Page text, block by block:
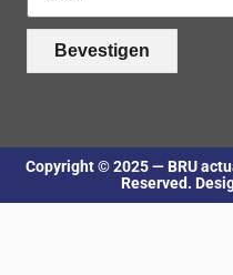
Bevestigen
Copyright © 2025 — BRU
Reserved.